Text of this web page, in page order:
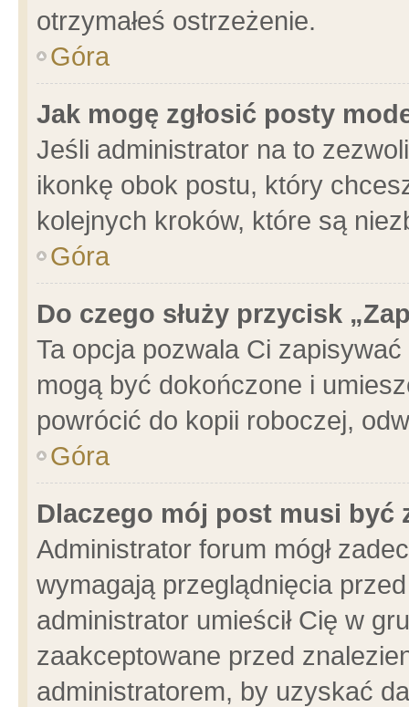
otrzymałeś ostrzeżenie.
Góra
Jak mogę zgłosić posty
Jeśli administrator na to
ikonkę obok postu, który
kolejnych kroków, które są
Góra
Do czego służy przycisk
Ta opcja pozwala Ci
mogą być dokończone i
powrócić do kopii roboczej,
Góra
Dlaczego mój post musi być
Administrator forum mógł
wymagają przeglądnięcia
administrator umieścił Cię w
zaakceptowane przed
administratorem, by uzyskać